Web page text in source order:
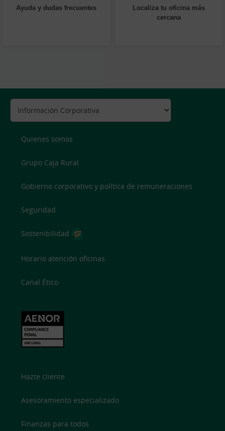
Ayuda y dudas frecuentes
Localiza tu oficina más
cercana
Quienes somos
Grupo Caja Rural
Gobierno corporativo y política de remuneraciones
Seguridad
Sostenibilidad
Horario atención oficinas
Canal Ético
Hazte cliente
Asesoramiento especializado
Finanzas para todos